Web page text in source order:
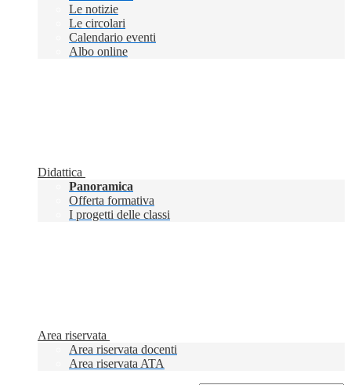
Le notizie
Le circolari
Calendario eventi
Albo online
Didattica
Panoramica
Offerta formativa
I progetti delle classi
Area riservata
Area riservata docenti
Area riservata ATA